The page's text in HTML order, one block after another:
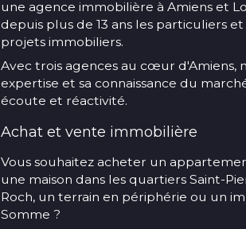
une agence immobilière à Amiens et
depuis plus de 13 ans les particuliers
projets immobiliers.
Avec trois agences au cœur d'Amiens,
expertise et sa connaissance du
écoute et réactivité.
Achat et vente immobilière
Vous souhaitez acheter un
une maison dans les quartiers Saint-
Roch, un terrain en périphérie ou un
Somme ?